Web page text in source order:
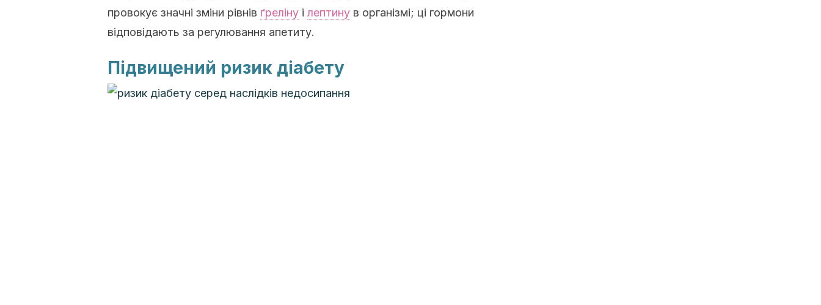
провокує значні зміни рівнів ґреліну і лептину в організмі; ці гормони
відповідають за регулювання апетиту.
Підвищений ризик діабету